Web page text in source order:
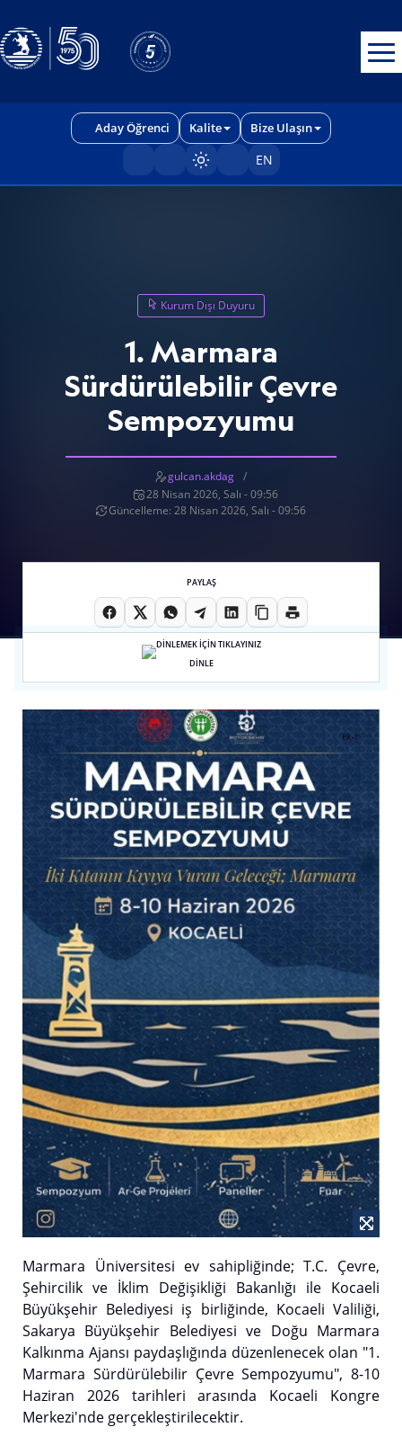
Aday Öğrenci Kalite Bize Ulaşın
Sayfayı karart/aç
EN
Kurum Dışı Duyuru
1. Marmara
Sürdürülebilir Çevre
Sempozyumu
gulcan.akdag
28 Nisan 2026, Salı - 09:56
Güncelleme: 28 Nisan 2026, Salı - 09:56
PAYLAŞ
DİNLE
Marmara Üniversitesi ev sahipliğinde; T.C. Çevre,
Şehircilik ve İklim Değişikliği Bakanlığı ile Kocaeli
Büyükşehir Belediyesi iş birliğinde, Kocaeli Valiliği,
Sakarya Büyükşehir Belediyesi ve Doğu Marmara
Kalkınma Ajansı paydaşlığında düzenlenecek olan "1.
Marmara Sürdürülebilir Çevre Sempozyumu", 8-10
Haziran 2026 tarihleri arasında Kocaeli Kongre
Merkezi'nde gerçekleştirilecektir.